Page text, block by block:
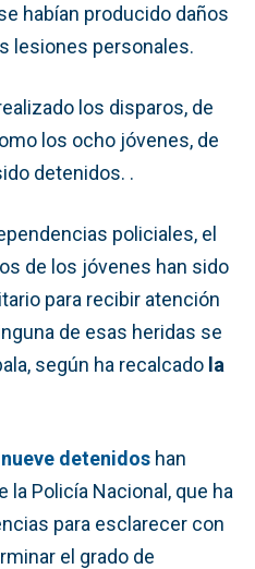
habían producido daños
lesiones personales.
los disparos, de
los ocho jóvenes, de
detenidos. .
policiales, el
de los jóvenes han sido
para recibir atención
de esas heridas se
según ha recalcado la
nueve detenidos han
la Policía Nacional, que ha
para esclarecer con
el grado de